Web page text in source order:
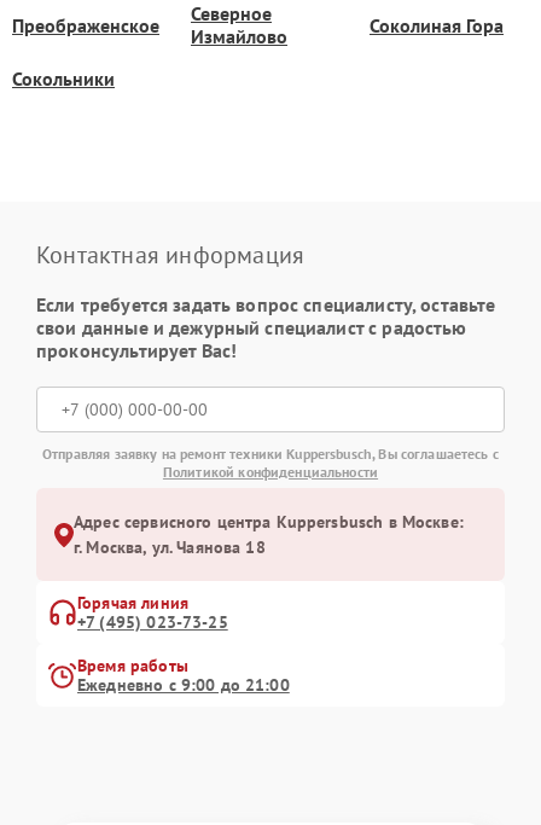
Преображенское
Северное
Измайлово
Соколиная Гора
Сокольники
Контактная информация
Если требуется задать вопрос специалисту, оставьте
свои данные и дежурный специалист с радостью
проконсультирует Вас!
Отправляя заявку на ремонт техники Kuppersbusch, Вы соглашаетесь с
Политикой конфиденциальности
Адрес сервисного центра Kuppersbusch в Москве:
г. Москва, ул. Чаянова 18
Горячая линия
+7 (495) 023-73-25
Время работы
Ежедневно с 9:00 до 21:00